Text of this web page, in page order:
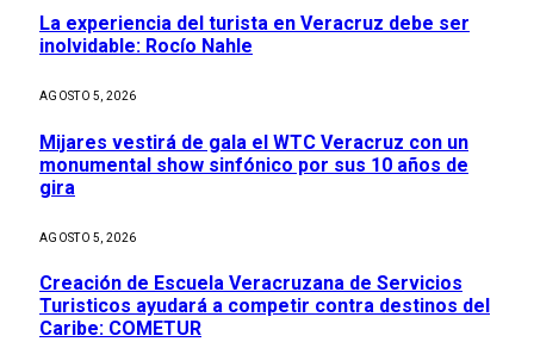
La experiencia del turista en Veracruz debe ser
inolvidable: Rocío Nahle
AGOSTO 5, 2026
Mijares vestirá de gala el WTC Veracruz con un
monumental show sinfónico por sus 10 años de
gira
AGOSTO 5, 2026
Creación de Escuela Veracruzana de Servicios
Turisticos ayudará a competir contra destinos del
Caribe: COMETUR